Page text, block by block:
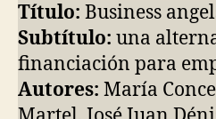
Título: Business
Subtítulo: una
financiación para
Autores: María